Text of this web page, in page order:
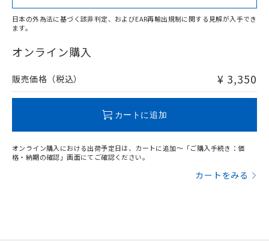
在庫等で未対応品が混在する可能性があります。
問い合わせください。
日本の外為法に基づく該非判定、およびEAR再輸出規制に関する見解が入手でき
ます。
オンライン購入
販売価格（税込） ¥ 3,350
カートに追加
オンライン購入における出荷予定日は、カートに追加～「ご購入手続き：価
格・納期の確認」画面にてご確認ください。
カートをみる